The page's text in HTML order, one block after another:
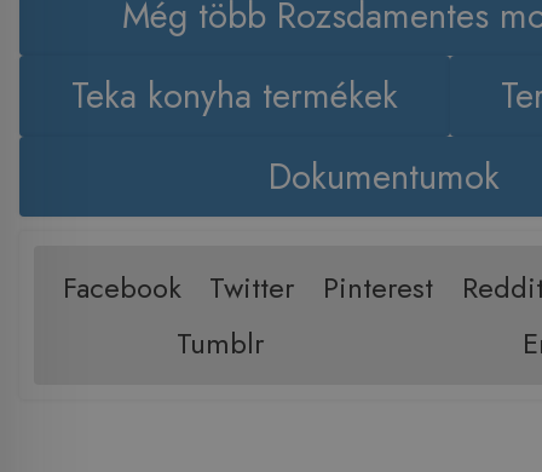
Még több Rozsdamentes
Teka konyha termékek
Dokumentumok
Facebook Twitter Pinterest
Tumblr